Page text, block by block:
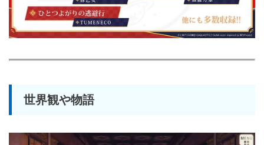
世界観や物語